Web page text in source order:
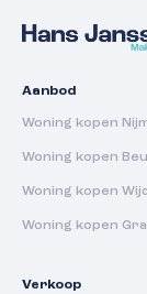
Aanbod
Woning kopen
Woning kopen
Woning kopen
Woning kopen
Verkoop